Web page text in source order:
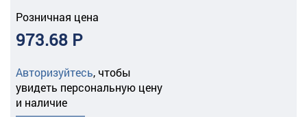
Розничная цена
973.68 Р
Авторизуйтесь, чтобы
увидеть персональную цену
и наличие